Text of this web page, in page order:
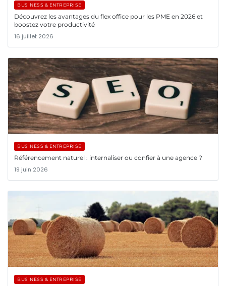
BUSINESS & ENTREPRISE
Découvrez les avantages du flex office pour les PME en 2026 et
boostez votre productivité
16 juillet 2026
BUSINESS & ENTREPRISE
Référencement naturel : internaliser ou confier à une agence ?
19 juin 2026
BUSINESS & ENTREPRISE